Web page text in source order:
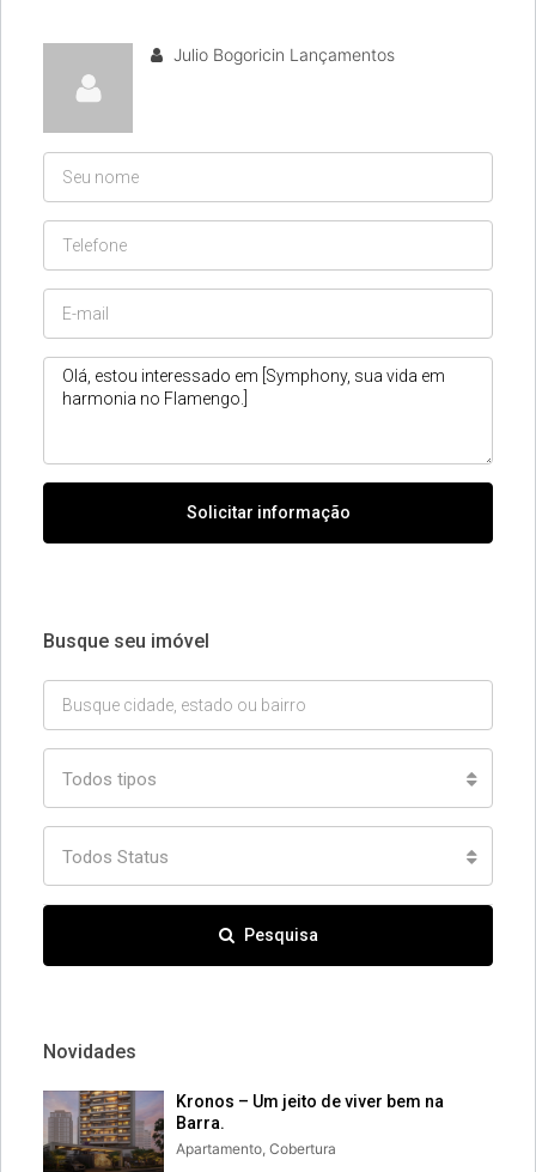
Julio Bogoricin Lançamentos
Solicitar informação
Busque seu imóvel
Todos tipos
Todos Status
Pesquisa
Novidades
Kronos – Um jeito de viver bem na
Barra.
Apartamento, Cobertura